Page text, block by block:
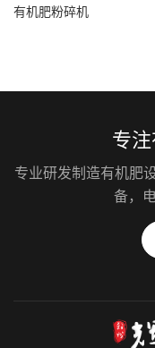
有机肥粉碎机
专
专业研发制造有机肥
备，